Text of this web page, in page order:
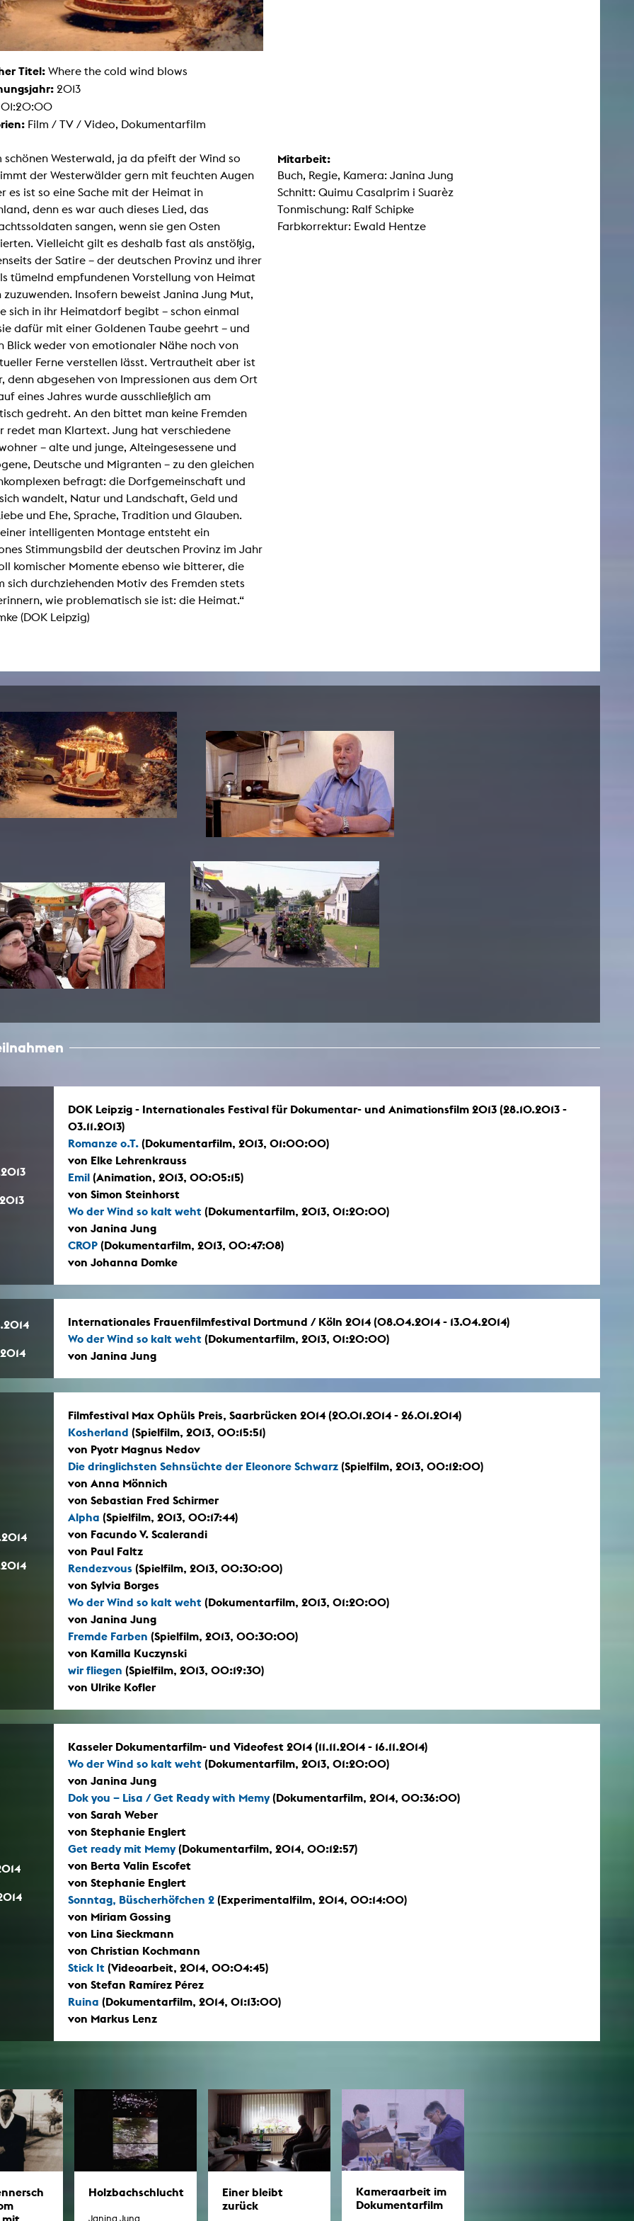
Titel: Where the cold wind blows
2013
01:20:00
Film / TV / Video, Dokumentarfilm
schönen Westerwald, ja da pfeift der Wind so
der Westerwälder gern mit feuchten Augen
es ist so eine Sache mit der Heimat in
denn es war auch dieses Lied, das
sangen, wenn sie gen Osten
Vielleicht gilt es deshalb fast als anstößig,
der Satire – der deutschen Provinz und ihrer
tümelnd empfundenen Vorstellung von Heimat
zuzuwenden. Insofern beweist Janina Jung Mut,
sich in ihr Heimatdorf begibt – schon einmal
dafür mit einer Goldenen Taube geehrt – und
Blick weder von emotionaler Nähe noch von
Ferne verstellen lässt. Vertrautheit aber ist
denn abgesehen von Impressionen aus dem Ort
eines Jahres wurde ausschließlich am
gedreht. An den bittet man keine Fremden
redet man Klartext. Jung hat verschiedene
– alte und junge, Alteingesessene und
Deutsche und Migranten – zu den gleichen
befragt: die Dorfgemeinschaft und
wandelt, Natur und Landschaft, Geld und
und Ehe, Sprache, Tradition und Glauben.
intelligenten Montage entsteht ein
Stimmungsbild der deutschen Provinz im Jahr
komischer Momente ebenso wie bitterer, die
sich durchziehenden Motiv des Fremden stets
wie problematisch sie ist: die Heimat.“
(DOK Leipzig)
Mitarbeit:
Buch, Regie, Kamera: Janina Jung
Schnitt: Quimu Casalprim i Suarèz
Tonmischung: Ralf Schipke
Farbkorrektur: Ewald Hentze
DOK Leipzig - Internationales Festival für Dokumentar- und Animationsfilm 2013 (28.10.2013 -
03.11.2013)
Romanze o.T. (Dokumentarfilm, 2013, 01:00:00)
von Elke Lehrenkrauss
Emil (Animation, 2013, 00:05:15)
von Simon Steinhorst
Wo der Wind so kalt weht (Dokumentarfilm, 2013, 01:20:00)
von Janina Jung
CROP (Dokumentarfilm, 2013, 00:47:08)
von Johanna Domke
Internationales Frauenfilmfestival Dortmund / Köln 2014 (08.04.2014 - 13.04.2014)
Wo der Wind so kalt weht (Dokumentarfilm, 2013, 01:20:00)
von Janina Jung
Filmfestival Max Ophüls Preis, Saarbrücken 2014 (20.01.2014 - 26.01.2014)
Kosherland (Spielfilm, 2013, 00:15:51)
von Pyotr Magnus Nedov
Die dringlichsten Sehnsüchte der Eleonore Schwarz (Spielfilm, 2013, 00:12:00)
von Anna Mönnich
von Sebastian Fred Schirmer
Alpha (Spielfilm, 2013, 00:17:44)
von Facundo V. Scalerandi
von Paul Faltz
Rendezvous (Spielfilm, 2013, 00:30:00)
von Sylvia Borges
Wo der Wind so kalt weht (Dokumentarfilm, 2013, 01:20:00)
von Janina Jung
Fremde Farben (Spielfilm, 2013, 00:30:00)
von Kamilla Kuczynski
wir fliegen (Spielfilm, 2013, 00:19:30)
von Ulrike Kofler
Kasseler Dokumentarfilm- und Videofest 2014 (11.11.2014 - 16.11.2014)
Wo der Wind so kalt weht (Dokumentarfilm, 2013, 01:20:00)
von Janina Jung
Dok you – Lisa / Get Ready with Memy(Dokumentarfilm, 2014, 00:36:00)
von Sarah Weber
von Stephanie Englert
Get ready mit Memy(Dokumentarfilm, 2014, 00:12:57)
von Berta Valin Escofet
von Stephanie Englert
Sonntag, Büscherhöfchen 2 (Experimentalfilm, 2014, 00:14:00)
von Miriam Gossing
von Lina Sieckmann
von Christian Kochmann
Stick It (Videoarbeit, 2014, 00:04:45)
von Stefan Ramírez Pérez
Ruina (Dokumentarfilm, 2014, 01:13:00)
von Markus Lenz
Holzbachschlucht
Janina Jung
Einer bleibt
zurück
Kameraarbeit im
Dokumentarfilm
Malerei / Skulptur
Multispecies Storytelling
Netze
Videokunst / Performance
Kunst / Globaler Süden
und Medienwissenschaften
mit erweitertem Materialbegriff
Transversale Ästhetik
Labore / Studios
Aula
Computer Seminarraum
3-D-Labor
Filmstudios
Fotolabor
Infrastruktur
Elektroniklabor
Kameratechnik
Schnittplätze
Werkstatt
Zentrale Ausleihe
BIBLIOTHEK
Digitale Bibliothek
Filme
Bücher
Zeitschriften
Semesterapparate
KHM Verlag
edition KHM
KHM Journal
Lab Jahrbuch
off topic
Empfehlungen
Open Access
ÜBER UNS
Organisation
Das KHM Logo
Gleichstellung
Nützliche Hilfen / Kontakte
Förderpreis für FLINTA*
Ombudsstellen
AStA und StuPa
AGG-Beschwerdestelle